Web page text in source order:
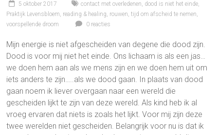
5 oktober 2017 contact met overledenen, dood is niet het einde,
Praktijk Levensbloem, reading & healing, rouwen,tijd om afscheid te nemen,
voorspellende droom
0 reacties
Mijn energie is niet afgescheiden van degene die dood zijn.
Dood is voor mij niet het einde. Ons lichaam is als een jas…
we doen hem aan als we mens zijn en we doen hem uit om
iets anders te zijn…..als we dood gaan. In plaats van dood
gaan noem ik liever overgaan naar een wereld die
gescheiden lijkt te zijn van deze wereld. Als kind heb ik al
vroeg ervaren dat niets is zoals het lijkt. Voor mij zijn deze
twee werelden niet gescheiden. Belangrijk voor nu is dat ik